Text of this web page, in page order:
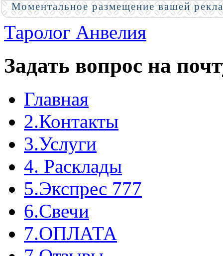
Таролог Анвелия
Задать вопрос на
Главная
2.Контакты
3.Услуги
4. Расклады
5.Экспрес 777
6.Свечи
7.ОПЛАТА
Моментальное размещение вашей